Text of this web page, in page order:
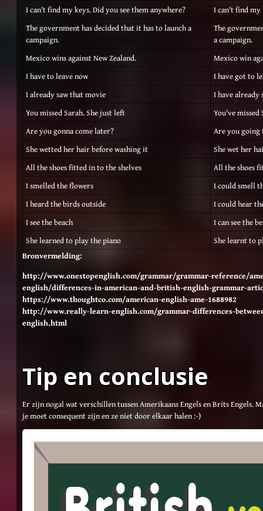
I can't find my keys. Did you see them anywhere?
I can't find my
The government has decided that it has to launch a
campaign.
The
a campaign.
Mexico wins against New Zealand.
Mexico win
I have to leave now
I have got to
I already saw that movie
I have already
You missed Sarah. She just left
You've missed
Are you gonna come later?
Are you going
She wetted her hair before washing it
She wet her
All the shoes fitted in to the shelves
All the shoes
I smelled the flowers
I could smell
I heard the birds outside
I could hear
I see the beach
I can see the
She learned to play the piano
She learnt to
Bronvermelding:
http://www.onestopenglish.com/grammar/grammar-reference/
english/differences-in-american-and-british-english-grammar-
https://www.thoughtco.com/american-english-ame-1688982
http://www.really-learn-english.com/grammar-differences-
english.html
Tip en conclusie
Er zijn nogal wat verschillen tussen Amerikaans Engels en Brits Engels.
je moet consequent zijn en ze niet door elkaar halen :-)